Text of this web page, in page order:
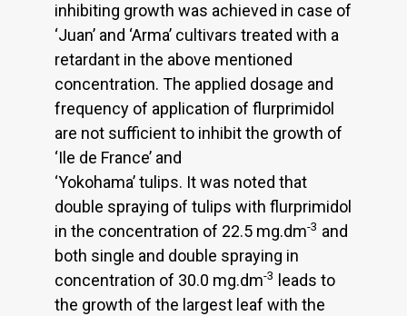
inhibiting growth was achieved in case of
‘Juan’ and ‘Arma’ cultivars treated with a
retardant in the above mentioned
concentration. The applied dosage and
frequency of application of flurprimidol
are not sufficient to inhibit the growth of
‘Ile de France’ and
‘Yokohama’ tulips. It was noted that
double spraying of tulips with flurprimidol
in the concentration of 22.5 mg.dm-3 and
both single and double spraying in
concentration of 30.0 mg.dm-3
leads to
the growth of the largest leaf with the